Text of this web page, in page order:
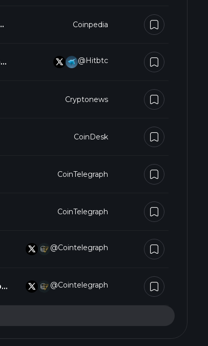
Coinpedia
@hitbtc
Cryptonews
CoinDesk
CoinTelegraph
CoinTelegraph
@Cointelegraph
@Cointelegraph